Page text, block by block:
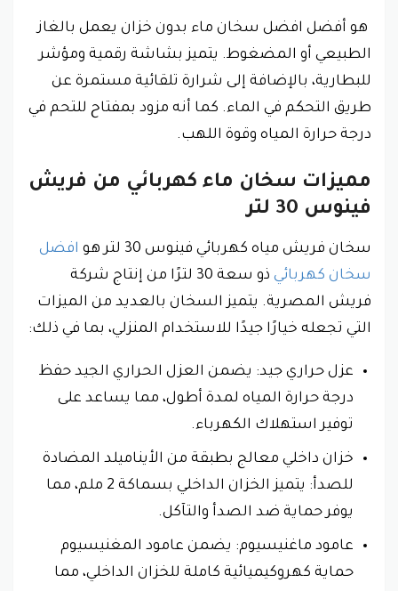
هو أفضل افضل سخان ماء بدون خزان يعمل بالغاز
الطبيعي أو المضغوط. يتميز بشاشة رقمية ومؤشر
للبطارية، بالإضافة إلى شرارة تلقائية مستمرة عن
طريق التحكم في الماء. كما أنه مزود بمفتاح للتحم في
درجة حرارة المياه وقوة اللهب.
مميزات سخان ماء كهربائي من فريش
فينوس 30 لتر
سخان فريش مياه كهربائي فينوس 30 لتر هو
افضل
سخان كهربائي
ذو سعة 30 لترًا من إنتاج شركة
فريش المصرية. يتميز السخان بالعديد من الميزات
التي تجعله خيارًا جيدًا للاستخدام المنزلي، بما في ذلك:
عزل حراري جيد: يضمن العزل الحراري الجيد حفظ
درجة حرارة المياه لمدة أطول، مما يساعد على
توفير استهلاك الكهرباء.
خزان داخلي معالج بطبقة من الأيناميلد المضادة
للصدأ: يتميز الخزان الداخلي بسماكة 2 ملم، مما
يوفر حماية ضد الصدأ والتآكل.
عامود ماغنيسيوم: يضمن عامود المغنيسيوم
حماية كهروكيميائية كاملة للخزان الداخلي، مما